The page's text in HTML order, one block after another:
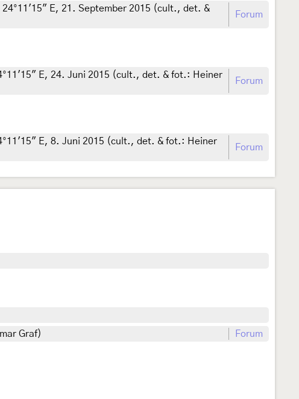
24°11'15" E, 21. September 2015 (cult., det. &
Forum
E, 24. Juni 2015 (cult., det. & fot.: Heiner
Forum
E, 8. Juni 2015 (cult., det. & fot.: Heiner
Forum
Graf) Forum